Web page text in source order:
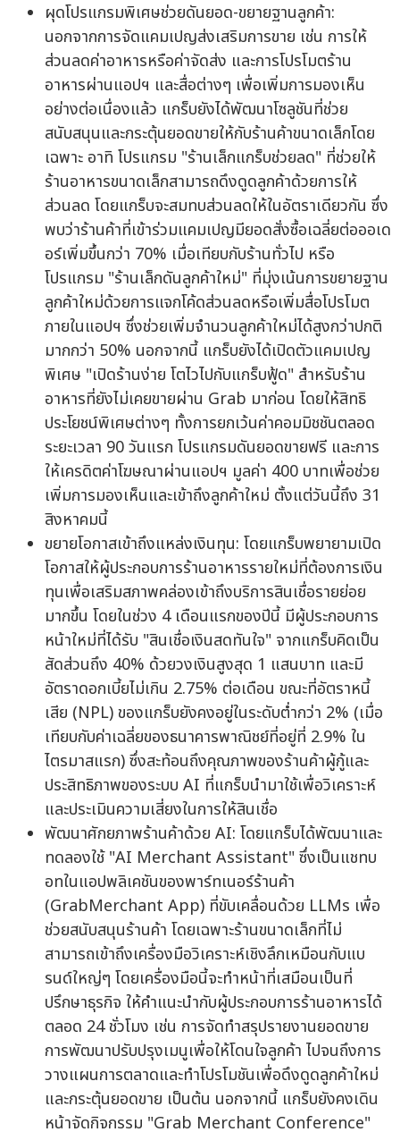
ผุดโปรแกรมพิเศษช่วยดันยอด-ขยายฐานลูกค้า:
นอกจากการจัดแคมเปญส่งเสริมการขาย เช่น การให้
ส่วนลดค่าอาหารหรือค่าจัดส่ง และการโปรโมตร้าน
อาหารผ่านแอปฯ และสื่อต่างๆ เพื่อเพิ่มการมองเห็น
อย่างต่อเนื่องแล้ว แกร็บยังได้พัฒนาโซลูชันที่ช่วย
สนับสนุนและกระตุ้นยอดขายให้กับร้านค้าขนาดเล็กโดย
เฉพาะ อาทิ โปรแกรม "ร้านเล็กแกร็บช่วยลด" ที่ช่วยให้
ร้านอาหารขนาดเล็กสามารถดึงดูดลูกค้าด้วยการให้
ส่วนลด โดยแกร็บจะสมทบส่วนลดให้ในอัตราเดียวกัน ซึ่ง
พบว่าร้านค้าที่เข้าร่วมแคมเปญมียอดสั่งซื้อเฉลี่ยต่อออเด
อร์เพิ่มขึ้นกว่า 70% เมื่อเทียบกับร้านทั่วไป หรือ
โปรแกรม "ร้านเล็กดันลูกค้าใหม่" ที่มุ่งเน้นการขยายฐาน
ลูกค้าใหม่ด้วยการแจกโค้ดส่วนลดหรือเพิ่มสื่อโปรโมต
ภายในแอปฯ ซึ่งช่วยเพิ่มจำนวนลูกค้าใหม่ได้สูงกว่าปกติ
มากกว่า 50% นอกจากนี้ แกร็บยังได้เปิดตัวแคมเปญ
พิเศษ "เปิดร้านง่าย โตไวไปกับแกร็บฟู้ด" สำหรับร้าน
อาหารที่ยังไม่เคยขายผ่าน Grab มาก่อน โดยให้สิทธิ
ประโยชน์พิเศษต่างๆ ทั้งการยกเว้นค่าคอมมิชชันตลอด
ระยะเวลา 90 วันแรก โปรแกรมดันยอดขายฟรี และการ
ให้เครดิตค่าโฆษณาผ่านแอปฯ มูลค่า 400 บาทเพื่อช่วย
เพิ่มการมองเห็นและเข้าถึงลูกค้าใหม่ ตั้งแต่วันนี้ถึง 31
สิงหาคมนี้
ขยายโอกาสเข้าถึงแหล่งเงินทุน: โดยแกร็บพยายามเปิด
โอกาสให้ผู้ประกอบการร้านอาหารรายใหม่ที่ต้องการเงิน
ทุนเพื่อเสริมสภาพคล่องเข้าถึงบริการสินเชื่อรายย่อย
มากขึ้น โดยในช่วง 4 เดือนแรกของปีนี้ มีผู้ประกอบการ
หน้าใหม่ที่ได้รับ "สินเชื่อเงินสดทันใจ" จากแกร็บคิดเป็น
สัดส่วนถึง 40% ด้วยวงเงินสูงสุด 1 แสนบาท และมี
อัตราดอกเบี้ยไม่เกิน 2.75% ต่อเดือน ขณะที่อัตราหนี้
เสีย (NPL) ของแกร็บยังคงอยู่ในระดับต่ำกว่า 2% (เมื่อ
เทียบกับค่าเฉลี่ยของธนาคารพาณิชย์ที่อยู่ที่ 2.9% ใน
ไตรมาสแรก) ซึ่งสะท้อนถึงคุณภาพของร้านค้าผู้กู้และ
ประสิทธิภาพของระบบ AI ที่แกร็บนำมาใช้เพื่อวิเคราะห์
และประเมินความเสี่ยงในการให้สินเชื่อ
พัฒนาศักยภาพร้านค้าด้วย AI: โดยแกร็บได้พัฒนาและ
ทดลองใช้ "AI Merchant Assistant" ซึ่งเป็นแชทบ
อทในแอปพลิเคชันของพาร์ทเนอร์ร้านค้า
(GrabMerchant App) ที่ขับเคลื่อนด้วย LLMs เพื่อ
ช่วยสนับสนุนร้านค้า โดยเฉพาะร้านขนาดเล็กที่ไม่
สามารถเข้าถึงเครื่องมือวิเคราะห์เชิงลึกเหมือนกับแบ
รนด์ใหญ่ๆ โดยเครื่องมือนี้จะทำหน้าที่เสมือนเป็นที่
ปรึกษาธุรกิจ ให้คำแนะนำกับผู้ประกอบการร้านอาหารได้
ตลอด 24 ชั่วโมง เช่น การจัดทำสรุปรายงานยอดขาย
การพัฒนาปรับปรุงเมนูเพื่อให้โดนใจลูกค้า ไปจนถึงการ
วางแผนการตลาดและทำโปรโมชันเพื่อดึงดูดลูกค้าใหม่
และกระตุ้นยอดขาย เป็นต้น นอกจากนี้ แกร็บยังคงเดิน
หน้าจัดกิจกรรม "Grab Merchant Conference"